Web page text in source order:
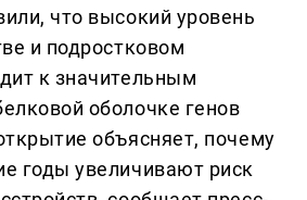
что высокий уровень
и подростковом
к значительным
оболочке генов
объясняет, почему
годы увеличивают риск